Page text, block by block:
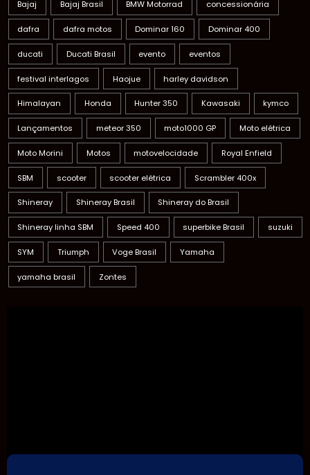
Bajaj Bajaj Brasil BMW Motorrad concessionária
dafra dafra motos Dominar 160 Dominar 400
ducati Ducati Brasil evento eventos
festival interlagos Haojue harley davidson
Himalayan Honda Hunter 350 Kawasaki kymco
Lançamentos meteor 350 moto1000 GP Moto elétrica
Moto Morini Motos motovelocidade Royal Enfield
SBM scooter scooter elétrica Scrambler 400x
Shineray Shineray Brasil Shineray do Brasil
Shineray linha SBM Speed 400 superbike Brasil suzuki
SYM Triumph Voge Brasil Yamaha
yamaha brasil Zontes